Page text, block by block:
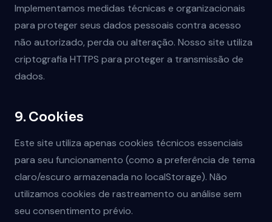
Implementamos medidas técnicas e organizacionais
para proteger seus dados pessoais contra acesso
não autorizado, perda ou alteração. Nosso site utiliza
criptografia HTTPS para proteger a transmissão de
dados.
9. Cookies
Este site utiliza apenas cookies técnicos essenciais
para seu funcionamento (como a preferência de tema
claro/escuro armazenada no localStorage). Não
utilizamos cookies de rastreamento ou análise sem
seu consentimento prévio.